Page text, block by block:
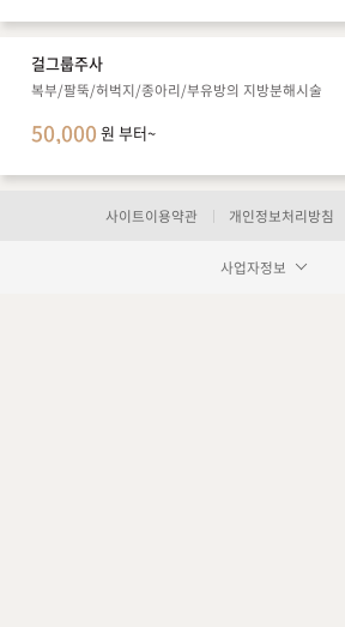
걸그룹주사
복부/팔뚝/허벅지/종아리/부유방의 지방분해시술
50,000 원 부터~
사이트이용약관 개인정보처리방침
사업자정보